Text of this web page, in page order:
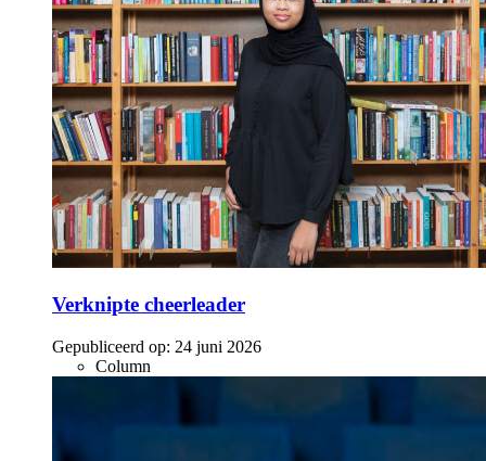
Verknipte cheerleader
Gepubliceerd op: 24 juni 2026
Column